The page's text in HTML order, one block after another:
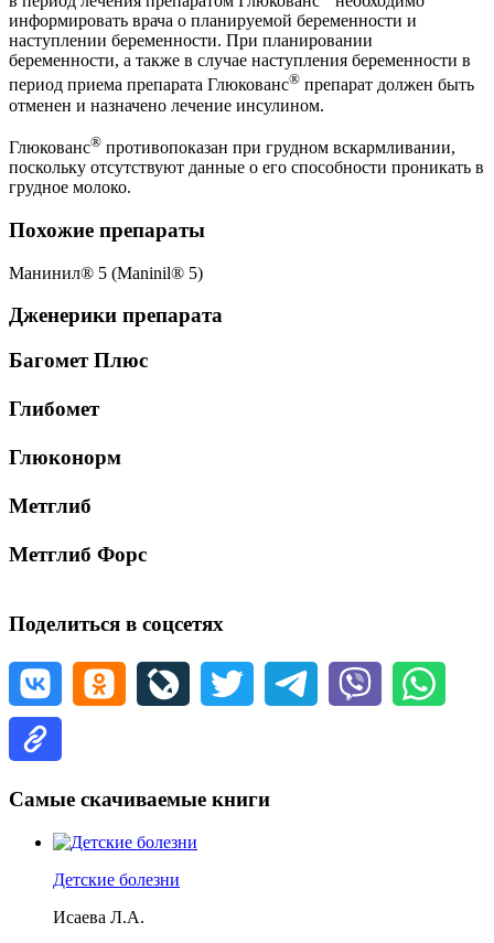
информировать врача о планируемой беременности и
наступлении беременности. При планировании
беременности, а также в случае наступления беременности в
период приема препарата Глюкованс® препарат должен быть
отменен и назначено лечение инсулином.
Глюкованс® противопоказан при грудном вскармливании,
поскольку отсутствуют данные о его способности проникать в
грудное молоко.
Похожие препараты
Манинил® 5 (Maninil® 5)
Дженерики препарата
Багомет Плюс
Глибомет
Глюконорм
Метглиб
Метглиб Форс
Поделиться в соцсетях
Самые скачиваемые книги
Детские болезни
Исаева Л.А.